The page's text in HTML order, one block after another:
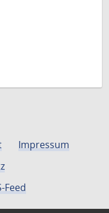
Impressum
Feed